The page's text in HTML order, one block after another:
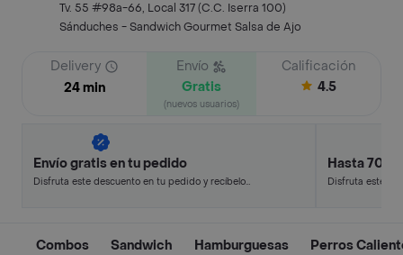
Tv. 55 #98a-66, Local 317 (C.C. Iserra 100)
Sánduches - Sandwich Gourmet Salsa de Ajo
Delivery
24 min
Envío
Gratis
(nuevos usuarios)
Calificación
4.5
Envío gratis en tu pedido
Disfruta este descuento en tu pedido y recíbelo
Hasta 70%
Disfruta este
Combos Sandwich Hamburguesas Perros